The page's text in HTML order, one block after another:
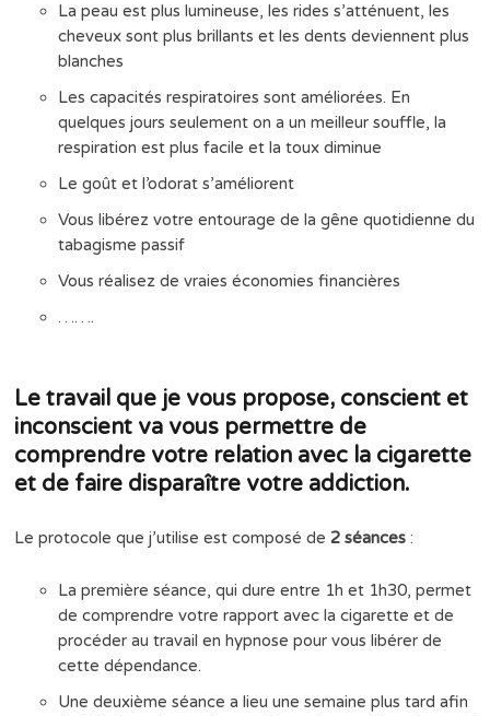
La peau est plus lumineuse, les rides s’atténuent, les
cheveux sont plus brillants et les dents deviennent plus
blanches
Les capacités respiratoires sont améliorées. En
quelques jours seulement on a un meilleur souffle, la
respiration est plus facile et la toux diminue
Le goût et l’odorat s’améliorent
Vous libérez votre entourage de la gêne quotidienne du
tabagisme passif
Vous réalisez de vraies économies financières
…….
Le travail que je vous propose, conscient et
inconscient va vous permettre de
comprendre votre relation avec la cigarette
et de faire disparaître votre addiction.
Le protocole que j’utilise est composé de2 séances :
La première séance, qui dure entre 1h et 1h30, permet
de comprendre votre rapport avec la cigarette et de
procéder au travail en hypnose pour vous libérer de
cette dépendance.
Une deuxième séance a lieu une semaine plus tard afin